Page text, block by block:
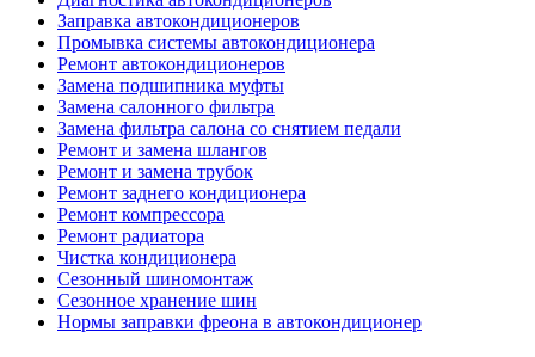
Заправка автокондиционеров
Промывка системы автокондиционера
Ремонт автокондиционеров
Замена подшипника муфты
Замена салонного фильтра
Замена фильтра салона со снятием педали
Ремонт и замена шлангов
Ремонт и замена трубок
Ремонт заднего кондиционера
Ремонт компрессора
Ремонт радиатора
Чистка кондиционера
Сезонный шиномонтаж
Сезонное хранение шин
Нормы заправки фреона в автокондиционер